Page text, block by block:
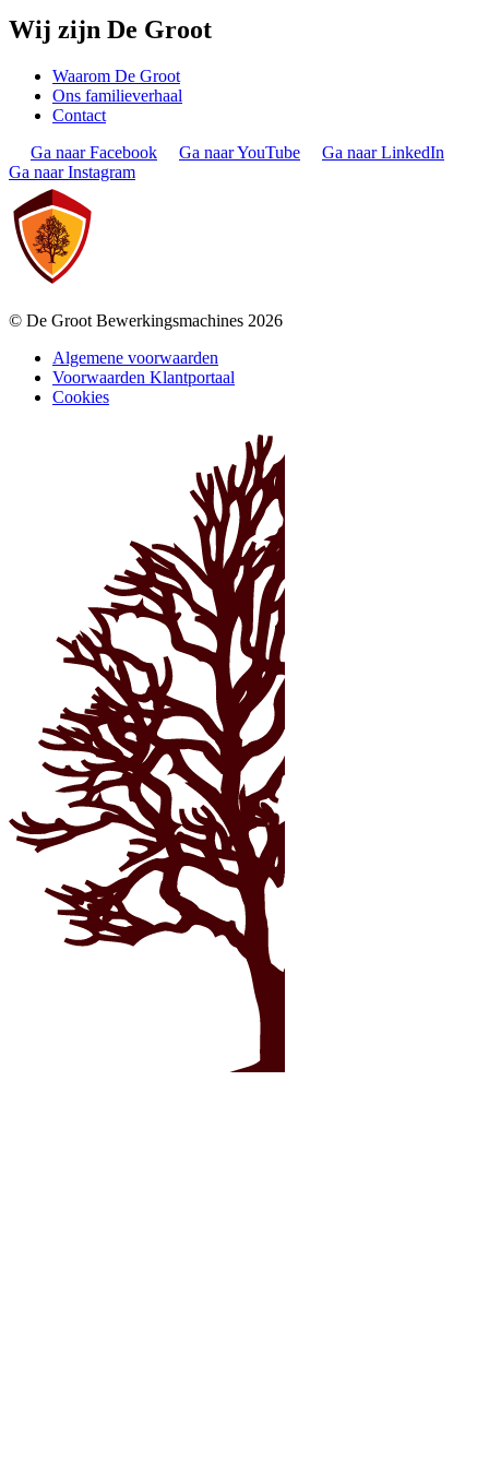
Wij zijn De Groot
Waarom De Groot
Ons familieverhaal
Contact
Ga naar Facebook
Ga naar YouTube
Ga naar LinkedIn
Ga naar Instagram
© De Groot Bewerkingsmachines 2026
Algemene voorwaarden
Voorwaarden Klantportaal
Cookies